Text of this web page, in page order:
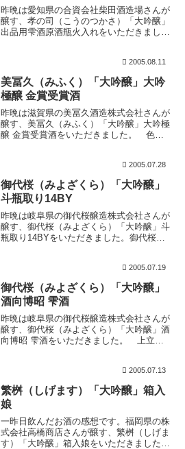
昨晩は愛知県の合資会社柴田酒造場さんが
醸す、孝の司（こうのつかさ）「大吟醸」
出品用雫酒原酒瓶火入れをいただきまし
後、甘み旨みがじんわりと広がります。輪
郭のはっきりし...
2005.08.11
美冨久（みふく）「大吟醸」大吟
極醸 金賞受賞酒
昨晩は滋賀県の美冨久酒造株式会社さんが
醸す、美冨久（みふく）「大吟醸」大吟極
醸 金賞受賞酒をいただきました。 色は
んご？ともとれるように華やかに香りま
す。 含むと、...
2005.07.28
御代桜（みよざくら）「大吟醸」
斗瓶取り14BY
昨晩は岐阜県の御代桜醸造株式会社さんが
醸す、御代桜（みよざくら）「大吟醸」斗
瓶取り14BYをいただきました。御代桜特
と聞いていましたが、想像以上のしっかり
したファー...
2005.07.19
御代桜（みよざくら）「大吟醸」
酒向博昭 雫酒
昨晩は岐阜県の御代桜醸造株式会社さんが
醸す、御代桜（みよざくら）「大吟醸」酒
向博昭 雫酒をいただきました。 上立ち
に鼻に抜け、すぐ後に優しい甘味が駆け抜
けて生きます...
2005.07.13
繁桝（しげます）「大吟醸」箱入
娘
一昨日飲んだお酒の感想です。福岡県の株
式会社高橋商店さんが醸す、繁桝（しげま
す）「大吟醸」箱入娘をいただきました。